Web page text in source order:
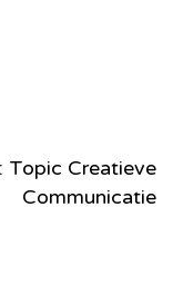
Topic Creatieve
Communicatie